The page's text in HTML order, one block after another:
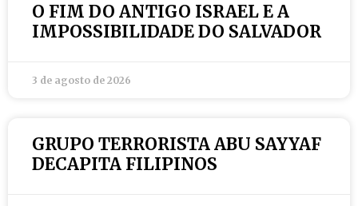
O FIM DO ANTIGO ISRAEL E A
IMPOSSIBILIDADE DO SALVADOR
3 de agosto de 2026
GRUPO TERRORISTA ABU SAYYAF
DECAPITA FILIPINOS